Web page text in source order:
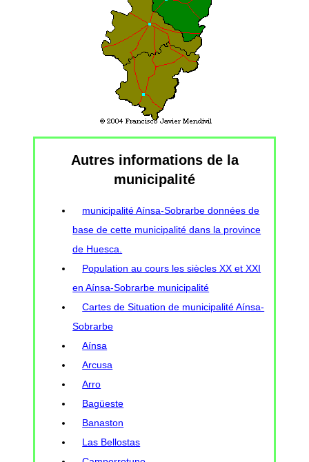
Autres informations de la
municipalité
municipalité Aínsa-Sobrarbe données de
base de cette municipalité dans la province
de Huesca.
Population au cours les siècles XX et XXI
en Aínsa-Sobrarbe municipalité
Cartes de Situation de municipalité Aínsa-
Sobrarbe
Aínsa
Arcusa
Arro
Bagüeste
Banaston
Las Bellostas